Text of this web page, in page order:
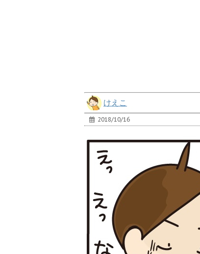
けえこ
2018/10/16